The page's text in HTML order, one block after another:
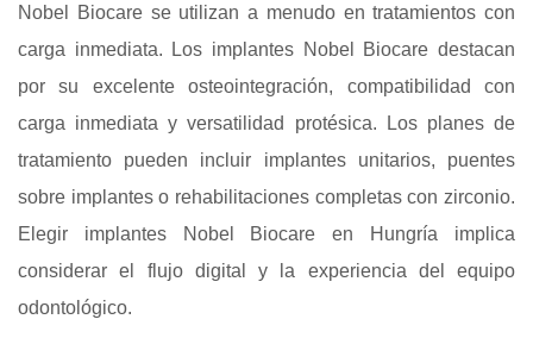
Nobel Biocare se utilizan a menudo en tratamientos con
carga inmediata. Los implantes Nobel Biocare destacan
por su excelente osteointegración, compatibilidad con
carga inmediata y versatilidad protésica. Los planes de
tratamiento pueden incluir implantes unitarios, puentes
sobre implantes o rehabilitaciones completas con zirconio.
Elegir implantes Nobel Biocare en Hungría implica
considerar el flujo digital y la experiencia del equipo
odontológico.